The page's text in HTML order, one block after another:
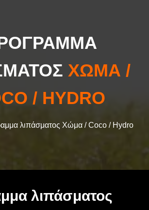
ΧΏΜΑ /
/ HYDRO
λιπάσματος Χώμα / Coco / Hydro
λιπάσματος